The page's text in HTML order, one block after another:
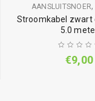
AANSLUITSNOER,
Stroomkabel zwart
5.0
€9,00